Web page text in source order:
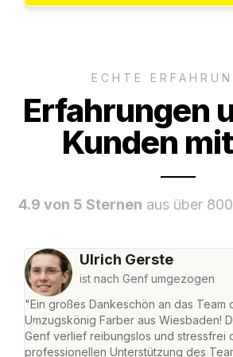
ECHTE
Erfahrungen
Kunden
4.9 von 5 Sternen aus über
Ulrich Gerste
ist nach Genf umgezogen
"Ein großes Dankeschön an das Team
Umzugskönig Farber aus Wiesbaden!
Genf verlief reibungslos und stressfrei
professionellen Unterstützung des